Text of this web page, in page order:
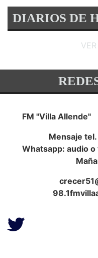
DIARIOS DE
FM "Villa
Mensaje
Whatsapp: audio